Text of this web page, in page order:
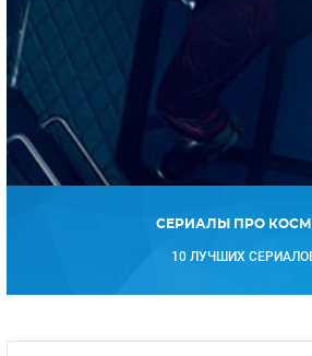
СЕРИАЛЫ ПРО
10 ЛУЧШИХ